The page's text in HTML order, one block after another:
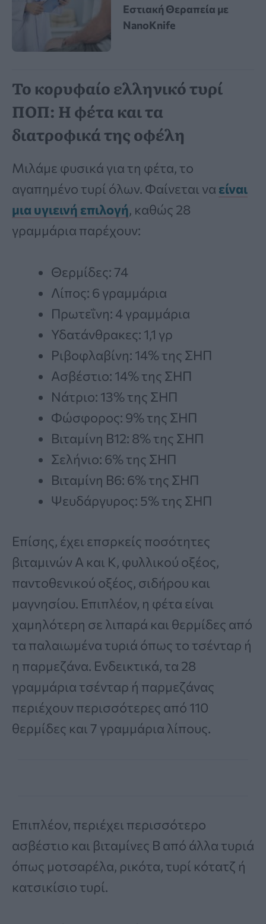
Εστιακή Θεραπεία με
NanoKnife
Το κορυφαίο ελληνικό τυρί
ΠΟΠ: Η φέτα και τα
διατροφικά της οφέλη
Μιλάμε φυσικά για τη φέτα, το
αγαπημένο τυρί όλων. Φαίνεται να είναι
μια υγιεινή επιλογή, καθώς 28
γραμμάρια παρέχουν:
Θερμίδες: 74
Λίπος: 6 γραμμάρια
Πρωτεΐνη: 4 γραμμάρια
Υδατάνθρακες: 1,1 γρ
Ριβοφλαβίνη: 14% της ΣΗΠ
Ασβέστιο: 14% της ΣΗΠ
Νάτριο: 13% της ΣΗΠ
Φώσφορος: 9% της ΣΗΠ
Βιταμίνη Β12: 8% της ΣΗΠ
Σελήνιο: 6% της ΣΗΠ
Βιταμίνη Β6: 6% της ΣΗΠ
Ψευδάργυρος: 5% της ΣΗΠ
Επίσης, έχει επσρκείς ποσότητες
βιταμινών Α και Κ, φυλλικού οξέος,
παντοθενικού οξέος, σιδήρου και
μαγνησίου. Επιπλέον, η φέτα είναι
χαμηλότερη σε λιπαρά και θερμίδες από
τα παλαιωμένα τυριά όπως το τσένταρ ή
η παρμεζάνα. Ενδεικτικά, τα 28
γραμμάρια τσένταρ ή παρμεζάνας
περιέχουν περισσότερες από 110
θερμίδες και 7 γραμμάρια λίπους.
Επιπλέον, περιέχει περισσότερο
ασβέστιο και βιταμίνες Β από άλλα τυριά
όπως μοτσαρέλα, ρικότα, τυρί κότατζ ή
κατσικίσιο τυρί.